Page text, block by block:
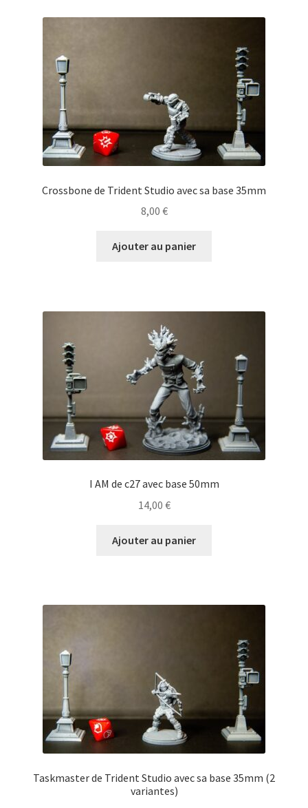
Crossbone de Trident Studio avec sa base 35mm
8,00 €
Ajouter au panier
I AM de c27 avec base 50mm
14,00 €
Ajouter au panier
Taskmaster de Trident Studio avec sa base 35mm (2
variantes)